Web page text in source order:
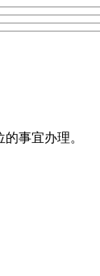
事宜办理。